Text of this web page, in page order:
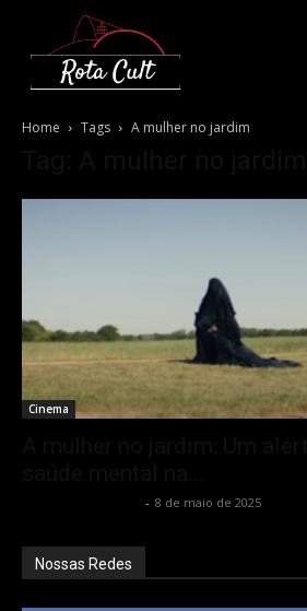
Home Tags A mulher no jardim
Cinema
- 8 de maio de 2025
Nossas Redes